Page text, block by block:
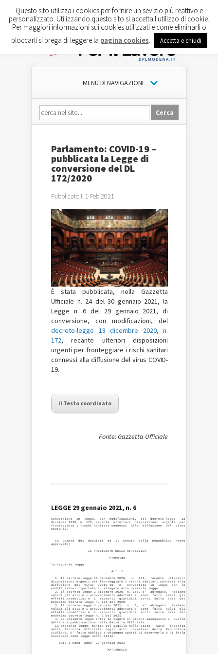
MENU DI NAVIGAZIONE
Parlamento: COVID-19 –
pubblicata la Legge di
conversione del DL
172/2020
Pubblicato il 1 Feb 2021
È stata pubblicata, nella Gazzetta
Ufficiale n. 24 del 30 gennaio 2021, la
Legge n. 6 del 29 gennaio 2021, di
conversione, con modificazioni, del
decreto-legge 18 dicembre 2020, n.
172, recante ulteriori disposizioni
urgenti per fronteggiare i rischi sanitari
connessi alla diffusione del virus COVID-
19.
il Testo coordinato
Fonte: Gazzetta Ufficiale
LEGGE 29 gennaio 2021, n. 6
Conversione  in  legge,  con  modificazioni,  del  decreto-legge   18
dicembre 2020, n. 172, recante  ulteriori  disposizioni  urgenti  per
fronteggiare i rischi sanitari connessi  alla  diffusione  del  virus
COVID-19.
  La  Camera  dei  deputati  ed  il  Senato  della  Repubblica  hanno
approvato;
                   IL PRESIDENTE DELLA REPUBBLICA
                              Promulga
la seguente legge:
                               Art. 1
  1. Il decreto-legge 18 dicembre 2020,  n.  172,  recante  ulteriori
disposizioni urgenti per fronteggiare i rischi sanitari connessi alla
diffusione  del  virus  COVID-19,  e'  convertito  in  legge  con  le
modificazioni riportate in allegato alla presente legge.
  2. Il decreto-legge 2 dicembre 2020, n. 158, e'  abrogato.  Restano
validi gli atti e i provvedimenti adottati e  sono  fatti  salvi  gli
effetti prodottisi e  i  rapporti  giuridici  sorti  sulla  base  del
medesimo decreto-legge n. 158 del 2020.
  3. Il decreto-legge 5 gennaio 2021,  n.  1,  e'  abrogato.  Restano
validi gli atti e i provvedimenti adottati e  sono  fatti  salvi  gli
effetti prodottisi e  i  rapporti  giuridici  sorti  sulla  base  del
medesimo decreto-legge n. 1 del 2021.
  4. La presente legge entra in vigore il giorno successivo a  quello
della sua pubblicazione nella Gazzetta Ufficiale.
  La presente legge, munita del sigillo dello Stato,  sara'  inserita
nella  Raccolta  ufficiale  degli  atti  normativi  della  Repubblica
italiana. E' fatto obbligo a chiunque spetti di osservarla e di farla
osservare come legge dello Stato.
    Data a Roma, addi' 29 gennaio 2021
                             MATTARELLA
Questo sito utilizza i cookies per fornire un sevizio più reattivo e
personalizzato. Utilizzando questo sito si accetta l'utilizzo di cookie.
Per maggiori informazioni sui cookies utilizzati e come eliminarli o
bloccarli si prega di leggere la pagina cookies Accetta e chiudi